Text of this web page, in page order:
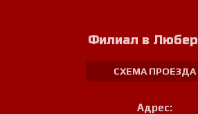
Филиал в
СХЕМА ПРОЕЗДА
Адрес: